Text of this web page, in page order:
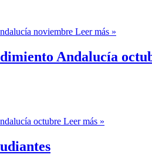
noviembre Leer más »
Andalucía
octubre Leer más »